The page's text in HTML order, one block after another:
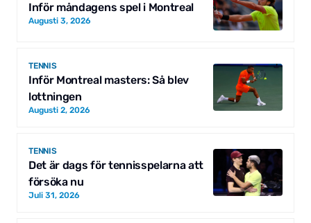
Inför måndagens spel i Montreal
Augusti 3, 2026
TENNIS
Inför Montreal masters: Så blev
lottningen
Augusti 2, 2026
TENNIS
Det är dags för tennisspelarna att
försöka nu
Juli 31, 2026